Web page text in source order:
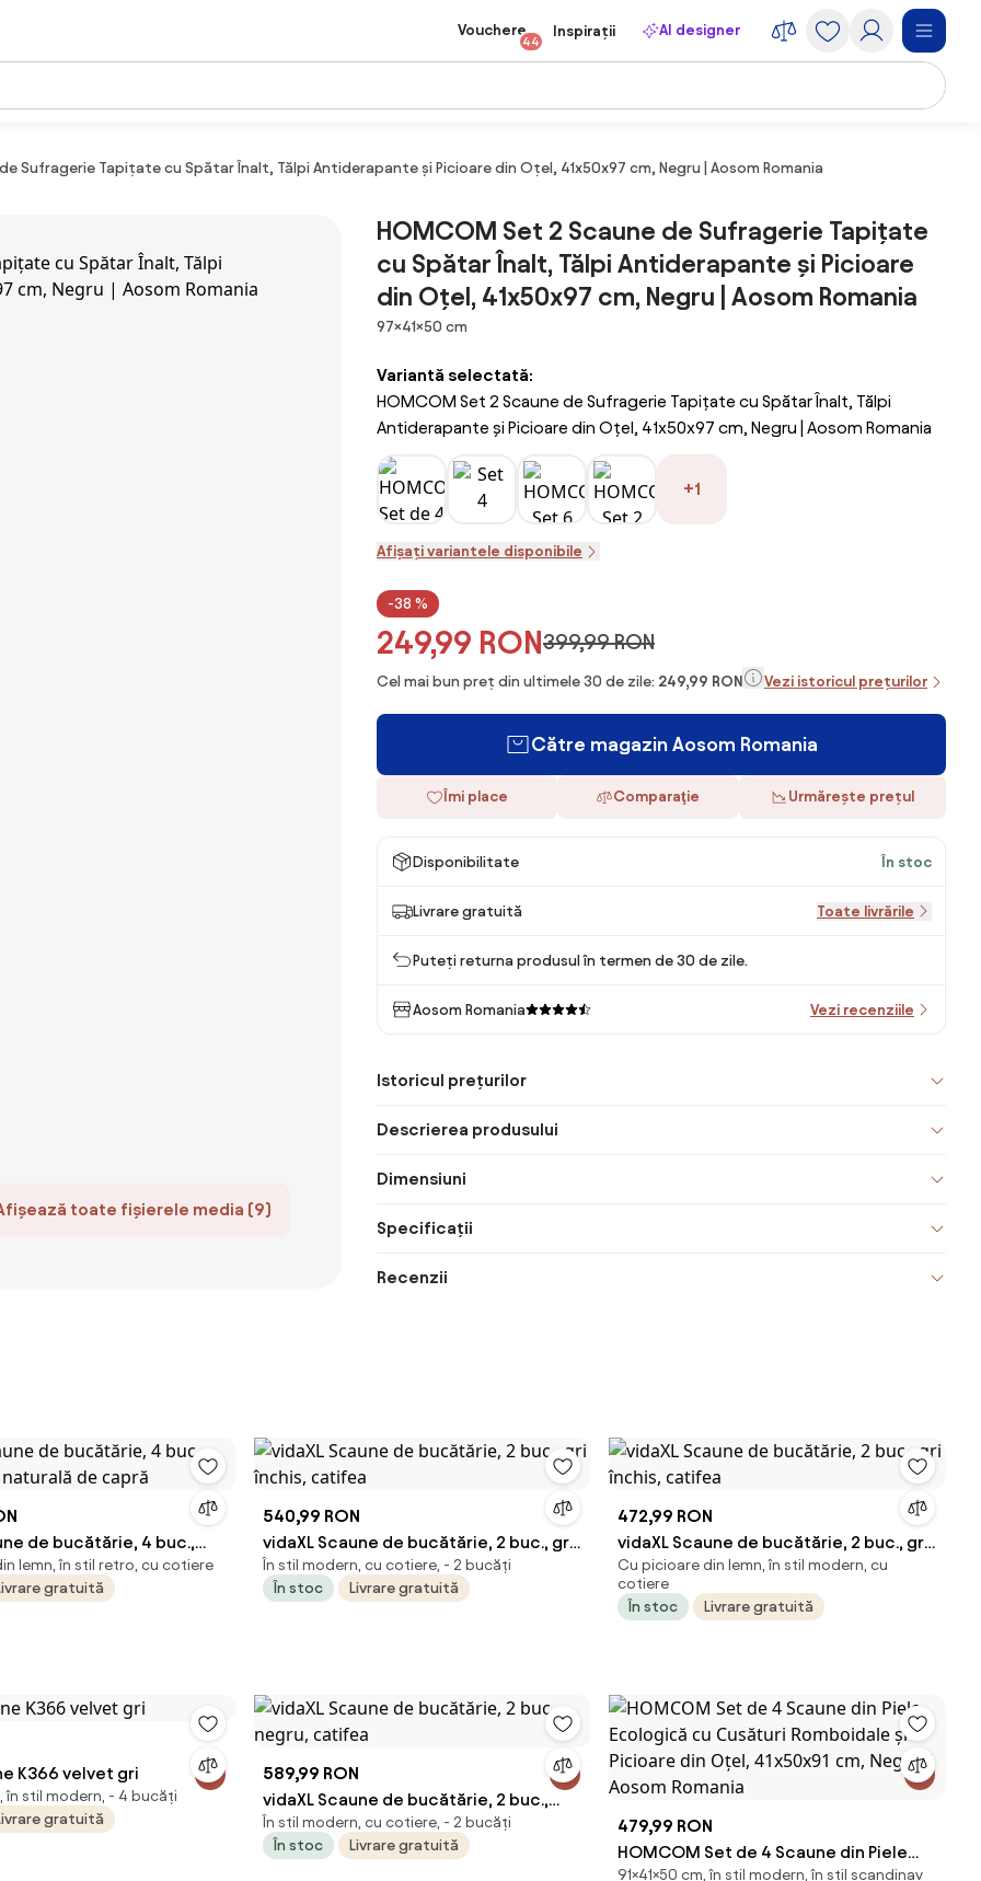
Vouchere
44
Inspirații AI designer
Sufragerie Tapițate cu Spătar Înalt, Tălpi Antiderapante și Picioare din Oțel, 41x50x97 cm, Negru | Aosom Romania
toate fișierele media (9)
HOMCOM Set 2 Scaune de Sufragerie Tapițate
cu Spătar Înalt, Tălpi Antiderapante și Picioare
din Oțel, 41x50x97 cm, Negru | Aosom Romania
Dimensiuni
97×41×50 cm
Variantă selectată:
HOMCOM Set 2 Scaune de Sufragerie Tapițate cu Spătar Înalt, Tălpi
Antiderapante și Picioare din Oțel, 41x50x97 cm, Negru | Aosom Romania
+1
Afișați variantele disponibile
-38 %
249,99 RON399,99 RON
Cel mai bun preț din ultimele 30 de zile: 249,99 RON Vezi istoricul prețurilor
Către magazin Aosom Romania
Îmi place Comparaţie Urmărește prețul
Disponibilitate În stoc
Livrare gratuită Toate livrările
Puteți returna produsul în termen de 30 de zile.
Aosom Romania Vezi recenziile
Istoricul prețurilor
Descrierea produsului
Dimensiuni
Specificații
Recenzii
de bucătărie, 4 buc.,
naturală de capră
lemn, în stil retro, cu cotiere
gratuită
540,99 RON
vidaXL Scaune de bucătărie, 2 buc., gri
închis, catifea
În stil modern, cu cotiere, - 2 bucăți
În stoc
Livrare gratuită
472,99 RON
vidaXL Scaune de bucătărie, 2 buc., gri
închis, catifea
Cu picioare din lemn, în stil modern, cu
cotiere
În stoc
Livrare gratuită
K366 velvet gri
în stil modern, - 4 bucăți
gratuită
589,99 RON
vidaXL Scaune de bucătărie, 2 buc.,
negru, catifea
În stil modern, cu cotiere, - 2 bucăți
În stoc
Livrare gratuită
479,99 RON
HOMCOM Set de 4 Scaune din Piele
91×41×50 cm, în stil modern, în stil scandinav